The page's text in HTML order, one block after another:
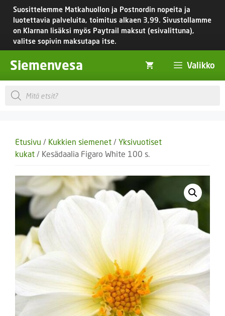
Siirry
sisältöön
Suosittelemme Matkahuollon ja Postnordin nopeita ja
luotettavia palveluita, toimitus alkaen 3,99. Sivustollamme
on Klarnan lisäksi myös Paytrail maksut (esivalittuna),
valitse sopivin maksutapa itse.
Siemenvesa Valikko
Products
search
Etusivu / Kukkien siemenet / Yksivuotiset
kukat / Kesädaalia Figaro White 100 s.